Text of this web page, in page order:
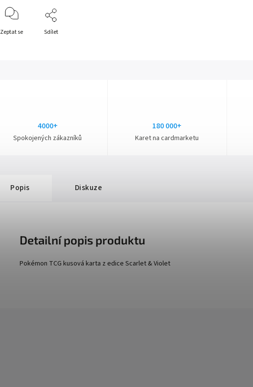
Zeptat se Sdílet
4000+
Spokojených zákazníků
180 000+
Karet na cardmarketu
Popis Diskuze
Detailní popis produktu
Pokémon TCG kusová karta z edice Scarlet & Violet